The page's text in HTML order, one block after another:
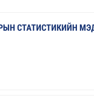
СТАТИСТИКИЙН